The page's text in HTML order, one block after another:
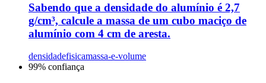
Sabendo que a densidade do alumínio é 2,7
g/cm³, calcule a massa de um cubo maciço de
alumínio com 4 cm de aresta.
densidadefisicamassa-e-volume
99% confiança